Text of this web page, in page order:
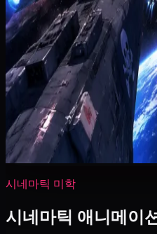
시네마틱 미학
시네마틱 애니메이